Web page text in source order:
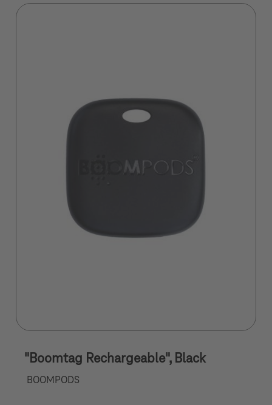
"Boomtag Rechargeable", Black
BOOMPODS